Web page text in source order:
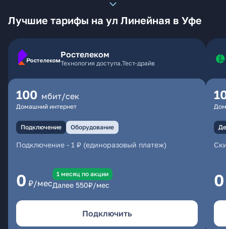
Лучшие тарифы на ул Линейная в Уфе
Ростелеком
Технология доступа.Тест-драйв
100 мбит/сек
Домашний интернет
Подключение Оборудование
Подключение - 1 ₽ (единоразовый платеж)
0 ₽/мес
1 месяц по акции
Далее 550₽/мес
Подключить
0